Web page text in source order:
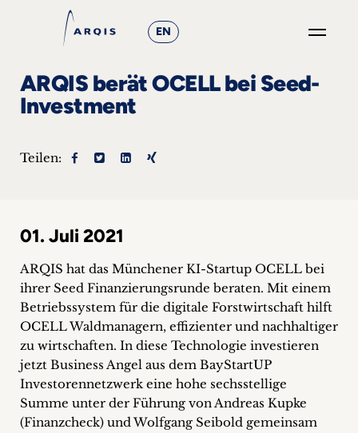
EN
+
&
Events
+
Karriere
+
Blog
ARQIS berät OCELL bei Seed-
Investment
Teilen:
01. Juli 2021
ARQIS hat das Münchener KI-Startup OCELL bei
ihrer Seed Finanzierungsrunde beraten. Mit einem
Betriebssystem für die digitale Forstwirtschaft hilft
OCELL Waldmanagern, effizienter und nachhaltiger
zu wirtschaften. In diese Technologie investieren
jetzt Business Angel aus dem BayStartUP
Investorennetzwerk eine hohe sechsstellige
Summe unter der Führung von Andreas Kupke
(Finanzcheck) und Wolfgang Seibold gemeinsam